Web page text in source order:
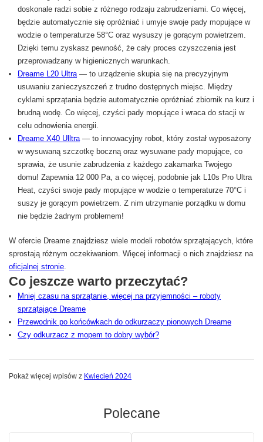
doskonale radzi sobie z różnego rodzaju zabrudzeniami. Co więcej,
będzie automatycznie się opróżniać i umyje swoje pady mopujące w
wodzie o temperaturze 58°C oraz wysuszy je gorącym powietrzem.
Dzięki temu zyskasz pewność, że cały proces czyszczenia jest
przeprowadzany w higienicznych warunkach.
Dreame L20 Ultra— to urządzenie skupia się na precyzyjnym
usuwaniu zanieczyszczeń z trudno dostępnych miejsc. Między
cyklami sprzątania będzie automatycznie opróżniać zbiornik na kurz i
brudną wodę. Co więcej, czyści pady mopujące i wraca do stacji w
celu odnowienia energii.
Dreame X40 Ulltra— to innowacyjny robot, który został wyposażony
w wysuwaną szczotkę boczną oraz wysuwane pady mopujące, co
sprawia, że usunie zabrudzenia z każdego zakamarka Twojego
domu! Zapewnia 12 000 Pa, a co więcej, podobnie jak L10s Pro Ultra
Heat, czyści swoje pady mopujące w wodzie o temperaturze 70°C i
suszy je gorącym powietrzem. Z nim utrzymanie porządku w domu
nie będzie żadnym problemem!
W ofercie Dreame znajdziesz wiele modeli robotów sprzątających, które
sprostają różnym oczekiwaniom. Więcej informacji o nich znajdziesz na
oficjalnej stronie.
Co jeszcze warto przeczytać?
Mniej czasu na sprzątanie, więcej na przyjemności – roboty
sprzątające Dreame
Przewodnik po końcówkach do odkurzaczy pionowych Dreame
Czy odkurzacz z mopem to dobry wybór?
Pokaż więcej wpisów z Kwiecień 2024
Polecane